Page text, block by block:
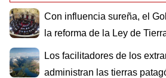
Con influencia sureña, el
la reforma de la Ley de
Los facilitadores de los
administran las tierras